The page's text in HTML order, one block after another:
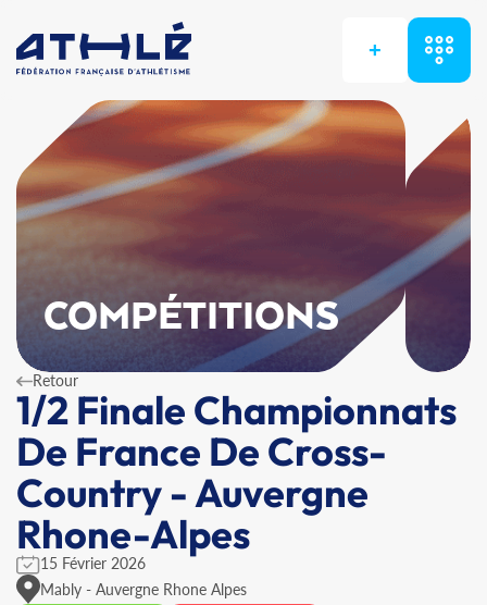
+
COMPÉTITIONS
Retour
1/2 Finale Championnats
De France De Cross-
Country - Auvergne
Rhone-Alpes
15 Février 2026
Mably - Auvergne Rhone Alpes